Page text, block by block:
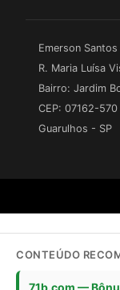
Emerson
R. Maria Luísa
Bairro: Jardim
CEP: 07162-570
Guarulhos - SP
CONTEÚDO
71b.com —